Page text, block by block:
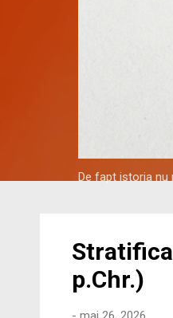
De fapt istoria nu
p.Chr.)